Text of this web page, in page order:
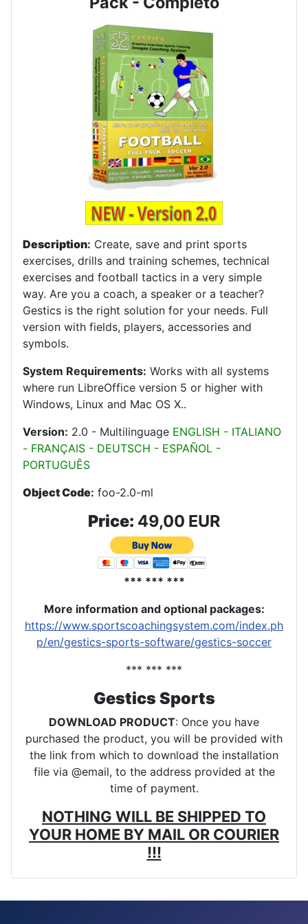
Description: Create, save and print sports
exercises, drills and training schemes, technical
exercises and football tactics in a very simple
way. Are you a coach, a speaker or a teacher?
Gestics is the right solution for your needs. Full
version with fields, players, accessories and
symbols.
System Requirements: Works with all systems
where run LibreOffice version 5 or higher with
Windows, Linux and Mac OS X..
Version: 2.0 - Multilinguage ENGLISH - ITALIANO
- FRANÇAIS - DEUTSCH - ESPAÑOL -
PORTUGUÊS
Object Code: foo-2.0-ml
Price: 49,00 EUR
*** *** ***
More information and optional packages:
https://www.sportscoachingsystem.com/index.ph
p/en/gestics-sports-software/gestics-soccer
*** *** ***
Gestics Sports
DOWNLOAD PRODUCT: Once you have
purchased the product, you will be provided with
the link from which to download the installation
file via @email, to the address provided at the
time of payment.
NOTHING WILL BE SHIPPED TO
YOUR HOME BY MAIL OR COURIER
!!!